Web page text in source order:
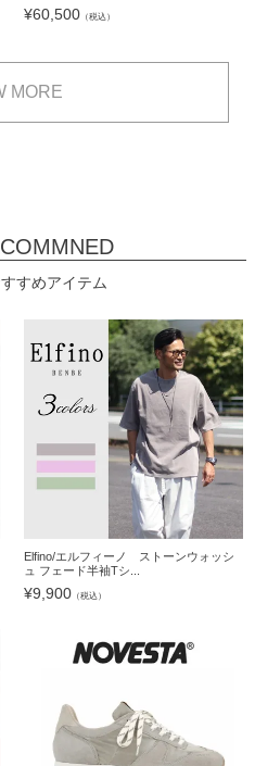
¥60,500 （税込）
MORE
すめアイテム
Elfino/エルフィーノ ストーンウォッシ
ュ フェード半袖Tシ...
¥9,900 （税込）